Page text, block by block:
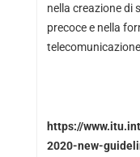
nella creazione di
precoce e nella
https://
2020-new-